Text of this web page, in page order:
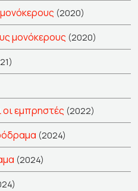
(2020)
μονόκερους (2020)
εμπρηστές (2022)
(2024)
(2024)